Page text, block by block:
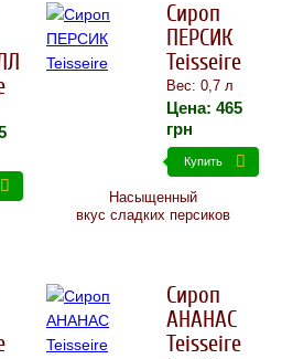
Сироп
ПЕРСИК
Teisseire
Вес: 0,7 л
Цена: 465
грн
Купить
Насыщенный
вкус сладких персиков
Сироп
АНАНАС
Teisseire